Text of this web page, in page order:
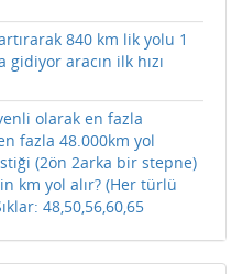
840 km lik yolu 1
aracın ilk hızı
olarak en fazla
fazla 48.000km yol
(2ön 2arka bir stepne)
km yol alır? (Her türlü
48,50,56,60,65